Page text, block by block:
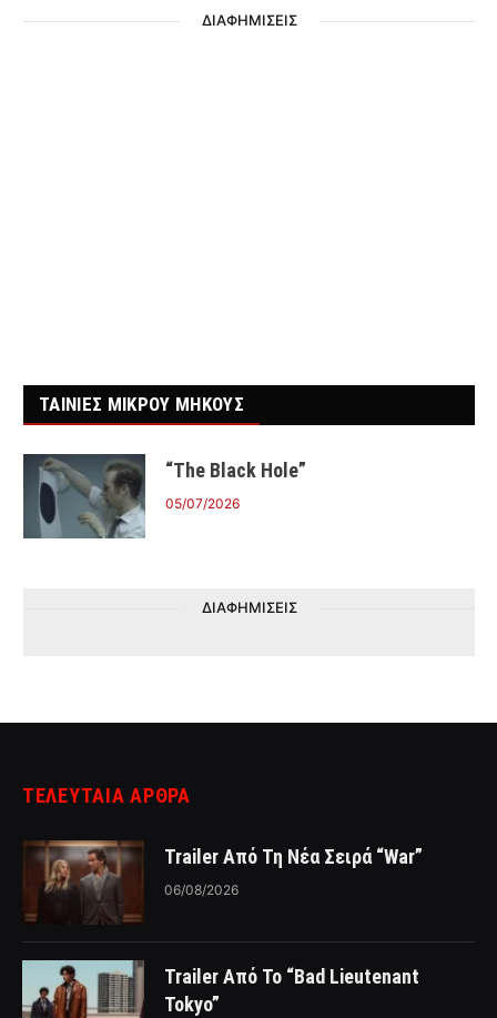
ΔΙΑΦΗΜΙΣΕΙΣ
ΤΑΙΝΙΕΣ ΜΙΚΡΟΥ ΜΗΚΟΥΣ
“The Black Hole”
05/07/2026
ΔΙΑΦΗΜΙΣΕΙΣ
ΤΕΛΕΥΤΑΙΑ ΑΡΘΡΑ
Trailer Από Τη Νέα Σειρά “War”
06/08/2026
Trailer Από Το “Bad Lieutenant
Tokyo”